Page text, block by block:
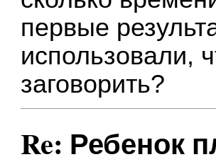
первые
использовали,
заговорить?
Re: Ребенок